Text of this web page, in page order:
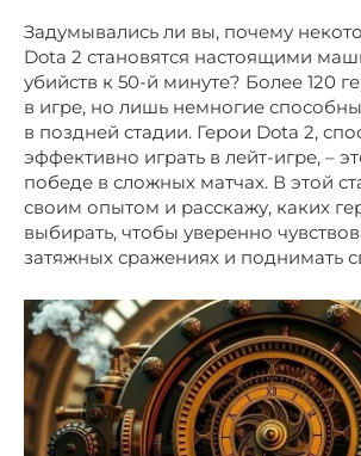
Задумывались ли вы, почему
Dota 2 становятся настоящими
убийств к 50-й минуте? Более 120
в игре, но лишь немногие
в поздней стадии. Герои Dota 2,
эффективно играть в лейт-игре, –
победе в сложных матчах. В этой
своим опытом и расскажу, каких
выбирать, чтобы уверенно
затяжных сражениях и поднимать